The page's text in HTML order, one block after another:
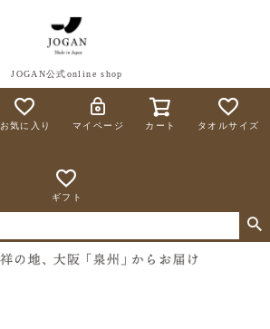
JOGAN公式online shop
お気に入り マイページ カート タオルサイズ
ギフト